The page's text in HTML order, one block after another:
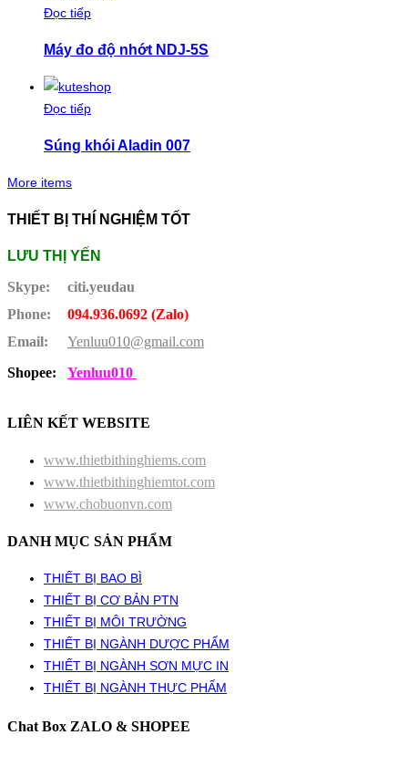
Đọc tiếp
Máy đo độ nhớt NDJ-5S
Đọc tiếp
Súng khói Aladin 007
More items
THIẾT BỊ THÍ NGHIỆM TỐT
LƯU THỊ YẾN
Skype:
citi.yeudau
Phone:
094.936.0692 (Zalo)
Email:
Yenluu010@gmail.com
Shopee:
Yenluu010
LIÊN KẾT WEBSITE
www.thietbithinghiems.com
www.thietbithinghiemtot.com
www.chobuonvn.com
DANH MỤC SẢN PHẨM
THIẾT BỊ BAO BÌ
THIẾT BỊ CƠ BẢN PTN
THIẾT BỊ MÔI TRƯỜNG
THIẾT BỊ NGÀNH DƯỢC PHẨM
THIẾT BỊ NGÀNH SƠN MỰC IN
THIẾT BỊ NGÀNH THỰC PHẨM
Chat Box ZALO & SHOPEE